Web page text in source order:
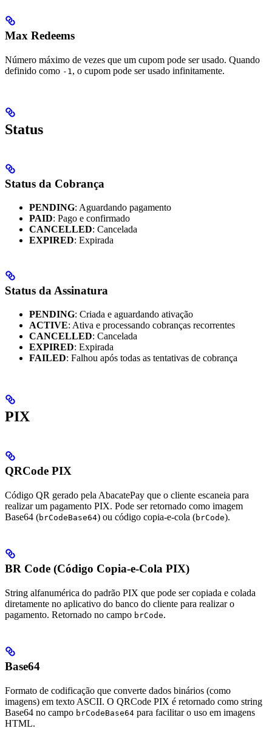
Max Redeems
Número máximo de vezes que um cupom pode ser usado. Quando
definido como -1, o cupom pode ser usado infinitamente.
Status
Status da Cobrança
PENDING: Aguardando pagamento
PAID: Pago e confirmado
CANCELLED: Cancelada
EXPIRED: Expirada
Status da Assinatura
PENDING: Criada e aguardando ativação
ACTIVE: Ativa e processando cobranças recorrentes
CANCELLED: Cancelada
EXPIRED: Expirada
FAILED: Falhou após todas as tentativas de cobrança
PIX
QRCode PIX
Código QR gerado pela AbacatePay que o cliente escaneia para
realizar um pagamento PIX. Pode ser retornado como imagem
Base64 (brCodeBase64) ou código copia-e-cola (brCode).
BR Code (Código Copia-e-Cola PIX)
String alfanumérica do padrão PIX que pode ser copiada e colada
diretamente no aplicativo do banco do cliente para realizar o
pagamento. Retornado no campo brCode.
Base64
Formato de codificação que converte dados binários (como
imagens) em texto ASCII. O QRCode PIX é retornado como string
Base64 no campo brCodeBase64 para facilitar o uso em imagens
HTML.